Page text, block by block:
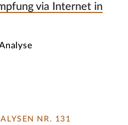
via Internet in
NR. 131